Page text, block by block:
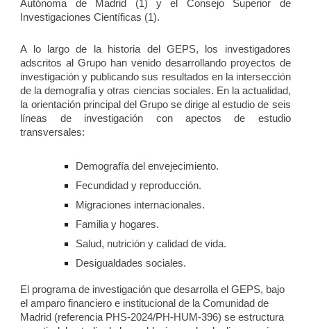
Autónoma de Madrid (1) y el Consejo Superior de
Investigaciones Científicas (1).
A lo largo de la historia del GEPS, los investigadores
adscritos al Grupo han venido desarrollando proyectos de
investigación y publicando sus resultados en la intersección
de la demografía y otras ciencias sociales. En la actualidad,
la orientación principal del Grupo se dirige al estudio de seis
líneas de investigación con apectos de estudio
transversales:
Demografía del envejecimiento.
Fecundidad y reproducción.
Migraciones internacionales.
Familia y hogares.
Salud, nutrición y calidad de vida.
Desigualdades sociales.
El programa de investigación que desarrolla el GEPS, bajo
el amparo financiero e institucional de la Comunidad de
Madrid (referencia PHS-2024/PH-HUM-396) se estructura